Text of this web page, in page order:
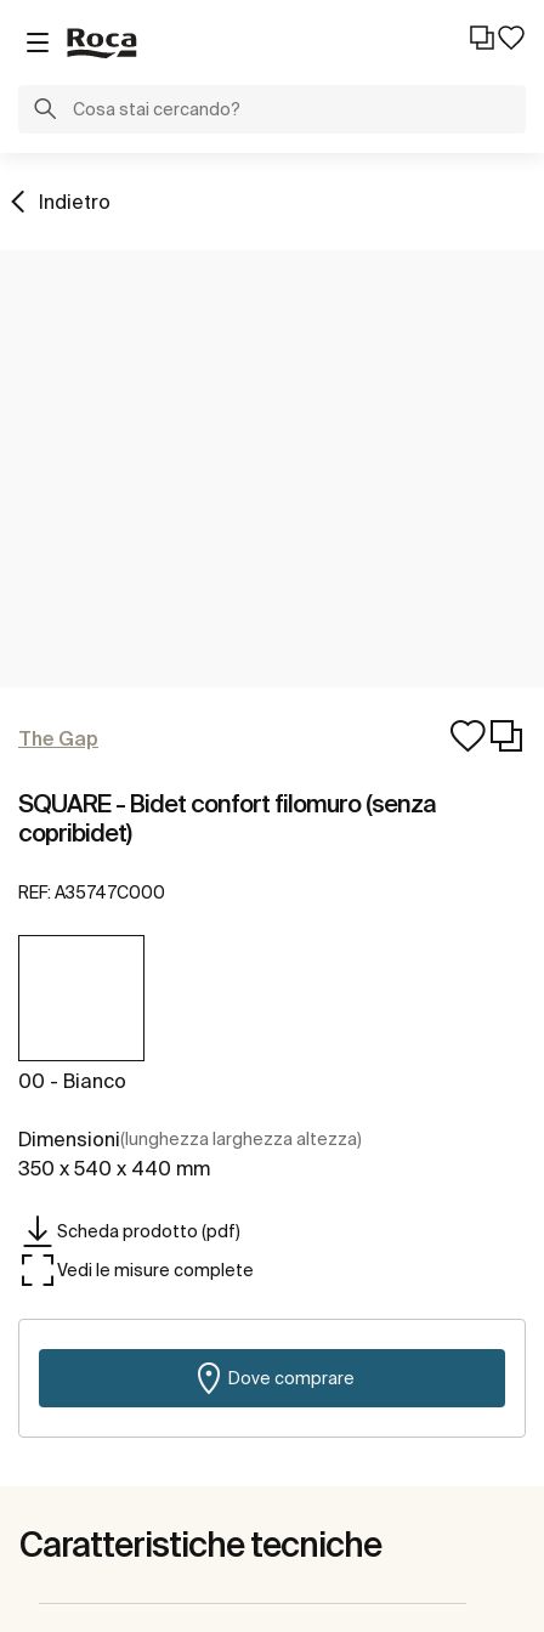
Indietro
The Gap
SQUARE - Bidet confort filomuro (senza
copribidet)
REF: A35747C000
00 - Bianco
Dimensioni(lunghezza larghezza altezza)
350 x 540 x 440 mm
Scheda prodotto (pdf)
Vedi le misure complete
Dove comprare
Caratteristiche tecniche